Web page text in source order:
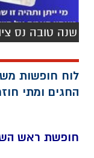
שנה טובה נס
החגים ומתי
חופשת ראש השנה